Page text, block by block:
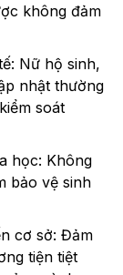
không đảm
Nữ hộ sinh,
nhật thường
soát
học: Không
bảo vệ sinh
cơ sở: Đảm
tiện tiệt